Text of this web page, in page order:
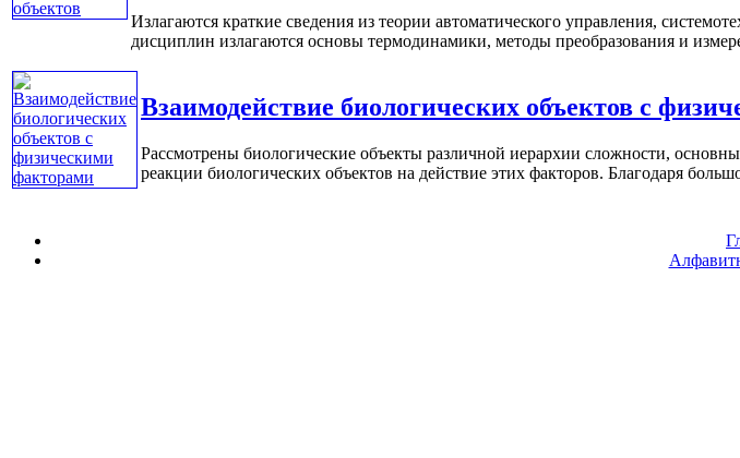
Излагаются краткие сведения из теории автоматического управления,
дисциплин излагаются основы термодинамики, методы преобразования и
Взаимодействие биологических объектов с
Рассмотрены биологические объекты различной иерархии сложности,
реакции биологических объектов на действие этих факторов. Благодаря